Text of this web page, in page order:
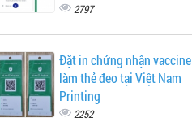
2797
Đặt in chứng nhận vaccine
làm thẻ đeo tại Việt Nam
Printing
2252